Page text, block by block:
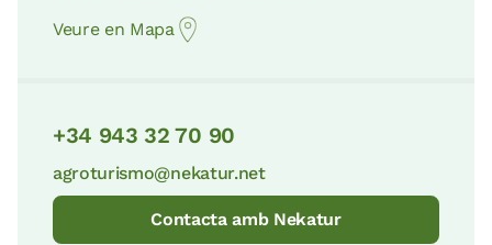
Veure en Mapa
+34 943 32 70 90
agroturismo@nekatur.net
Contacta amb Nekatur